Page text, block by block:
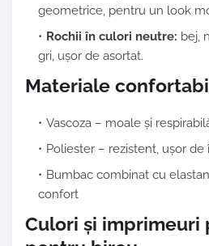
geometrice, pentru un look
Rochii în culori neutre: bej,
gri, ușor de asortat.
Materiale
Vascoza – moale și
Poliester – rezistent, ușor
Bumbac combinat cu
confort
Culori și imprimeuri